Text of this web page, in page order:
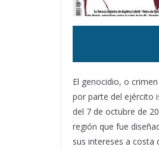
El genocidio, o
por parte del ejército
del 7 de octubre de
región que fue
sus intereses a costa